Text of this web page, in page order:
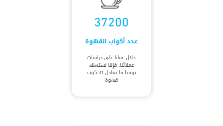
37200
عدد أكواب القهوة
خلال عملنا على دراسات
عملائنا، فإننا نستهلك
يومياً ما يعادل 31 كوب
قهوة